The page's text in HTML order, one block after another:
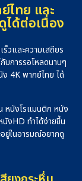
ไทย และ
ด้ต่อเนื่อง
วและความเสถียร
บการรอโหลดนานๆ
4K พากย์ไทย ได้
หนังโรแมนติก หนัง
งHD ทำได้ง่ายขึ้น
ยู่ในอารมณ์อยากดู